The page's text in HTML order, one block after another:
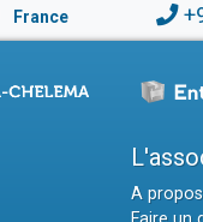
France
A